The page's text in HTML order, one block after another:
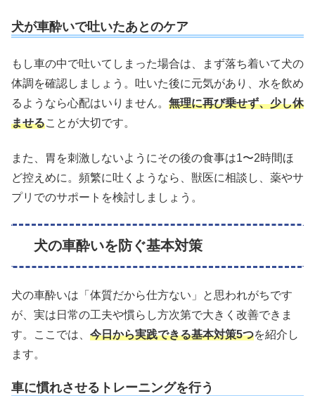
犬が車酔いで吐いたあとのケア
もし車の中で吐いてしまった場合は、まず落ち着いて犬の
体調を確認しましょう。吐いた後に元気があり、水を飲め
るようなら心配はいりません。 無理に再び乗せず、少し休
ませることが大切です。
また、胃を刺激しないようにその後の食事は1〜2時間ほ
ど控えめに。頻繁に吐くようなら、獣医に相談し、薬やサ
プリでのサポートを検討しましょう。
犬の車酔いを防ぐ基本対策
犬の車酔いは「体質だから仕方ない」と思われがちです
が、実は日常の工夫や慣らし方次第で大きく改善できま
す。ここでは、 今日から実践できる基本対策5つを紹介し
ます。
車に慣れさせるトレーニングを行う